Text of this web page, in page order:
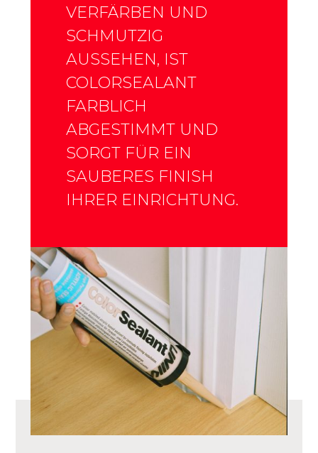
VERFÄRBEN UND
SCHMUTZIG
AUSSEHEN, IST
COLORSEALANT
FARBLICH
ABGESTIMMT UND
SORGT FÜR EIN
SAUBERES FINISH
IHRER EINRICHTUNG.